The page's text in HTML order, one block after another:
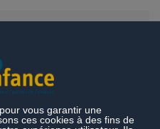
précédent pour l'accueil